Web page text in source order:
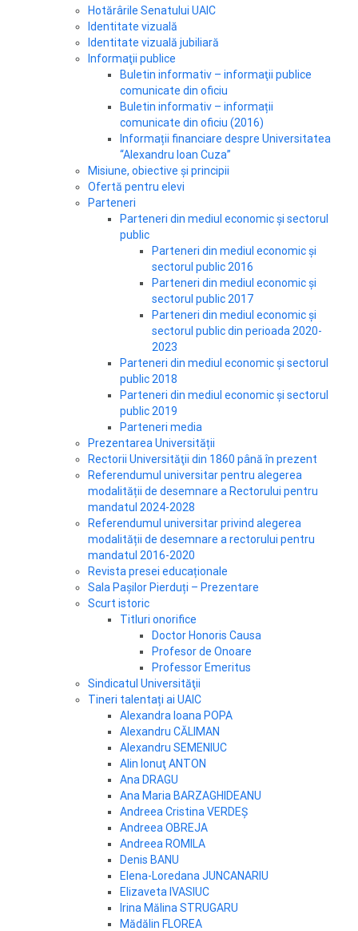
Hotărârile Senatului UAIC
Identitate vizuală
Identitate vizuală jubiliară
Informaţii publice
Buletin informativ – informaţii publice
comunicate din oficiu
Buletin informativ – informații
comunicate din oficiu (2016)
Informații financiare despre Universitatea
“Alexandru Ioan Cuza”
Misiune, obiective și principii
Ofertă pentru elevi
Parteneri
Parteneri din mediul economic și sectorul
public
Parteneri din mediul economic și
sectorul public 2016
Parteneri din mediul economic și
sectorul public 2017
Parteneri din mediul economic și
sectorul public din perioada 2020-
2023
Parteneri din mediul economic și sectorul
public 2018
Parteneri din mediul economic și sectorul
public 2019
Parteneri media
Prezentarea Universității
Rectorii Universităţii din 1860 până în prezent
Referendumul universitar pentru alegerea
modalității de desemnare a Rectorului pentru
mandatul 2024-2028
Referendumul universitar privind alegerea
modalității de desemnare a rectorului pentru
mandatul 2016-2020
Revista presei educaționale
Sala Pașilor Pierduți – Prezentare
Scurt istoric
Titluri onorifice
Doctor Honoris Causa
Profesor de Onoare
Professor Emeritus
Sindicatul Universităţii
Tineri talentați ai UAIC
Alexandra Ioana POPA
Alexandru CĂLIMAN
Alexandru SEMENIUC
Alin Ionuţ ANTON
Ana DRAGU
Ana Maria BARZAGHIDEANU
Andreea Cristina VERDEȘ
Andreea OBREJA
Andreea ROMILA
Denis BANU
Elena-Loredana JUNCANARIU
Elizaveta IVASIUC
Irina Mălina STRUGARU
Mădălin FLOREA